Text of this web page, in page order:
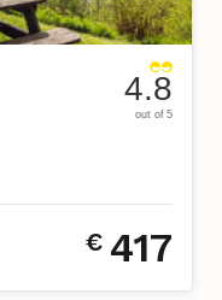
4.8
out of 5
€ 417